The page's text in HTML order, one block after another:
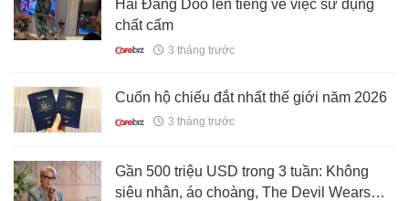
Hải Đăng Doo lên tiếng về việc sử dụng
chất cấm
3 tháng trước
Cuốn hộ chiếu đắt nhất thế giới năm 2026
3 tháng trước
Gần 500 triệu USD trong 3 tuần: Không
siêu nhân, áo choàng, The Devil Wears